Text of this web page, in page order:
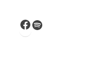
Facebook
Spotify